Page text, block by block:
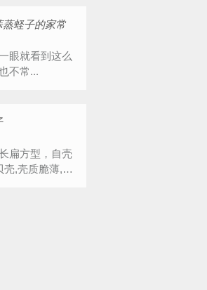
眼就看到这么
不常...
扁方型，自壳
,壳质脆薄,呈